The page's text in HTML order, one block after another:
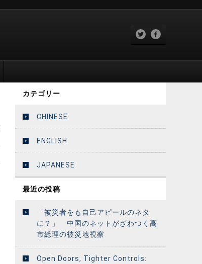
カテゴリー
CHINESE
ENGLISH
JAPANESE
最近の投稿
「被災者をも自己アピールのネタ
に？」 中国のネットがざわつく高
市総理の被災地視察
Open Doors, Tighter Controls: